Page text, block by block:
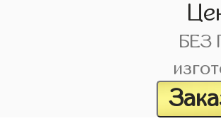
БЕЗ